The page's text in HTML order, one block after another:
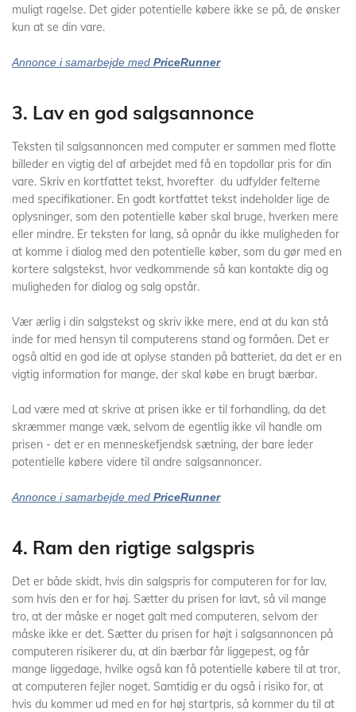
muligt ragelse. Det gider potentielle købere ikke se på, de ønsker
kun at se din vare.
Annonce i samarbejde med PriceRunner
3. Lav en god salgsannonce
Teksten til salgsannoncen med computer er sammen med flotte
billeder en vigtig del af arbejdet med få en topdollar pris for din
vare. Skriv en kortfattet tekst, hvorefter du udfylder felterne
med specifikationer. En godt kortfattet tekst indeholder lige de
oplysninger, som den potentielle køber skal bruge, hverken mere
eller mindre. Er teksten for lang, så opnår du ikke muligheden for
at komme i dialog med den potentielle køber, som du gør med en
kortere salgstekst, hvor vedkommende så kan kontakte dig og
muligheden for dialog og salg opstår.
Vær ærlig i din salgstekst og skriv ikke mere, end at du kan stå
inde for med hensyn til computerens stand og formåen. Det er
også altid en god ide at oplyse standen på batteriet, da det er en
vigtig information for mange, der skal købe en brugt bærbar.
Lad være med at skrive at prisen ikke er til forhandling, da det
skræmmer mange væk, selvom de egentlig ikke vil handle om
prisen - det er en menneskefjendsk sætning, der bare leder
potentielle købere videre til andre salgsannoncer.
Annonce i samarbejde med PriceRunner
4. Ram den rigtige salgspris
Det er både skidt, hvis din salgspris for computeren for for lav,
som hvis den er for høj. Sætter du prisen for lavt, så vil mange
tro, at der måske er noget galt med computeren, selvom der
måske ikke er det. Sætter du prisen for højt i salgsannoncen på
computeren risikerer du, at din bærbar får liggepest, og får
mange liggedage, hvilke også kan få potentielle købere til at tror,
at computeren fejler noget. Samtidig er du også i risiko for, at
hvis du kommer ud med en for høj startpris, så kommer du til at